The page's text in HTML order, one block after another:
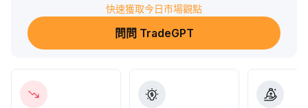
設立止損，以防市場情緒反覆帶來的回撤風險。
快速獲取今日市場觀點
問問 TradeGPT